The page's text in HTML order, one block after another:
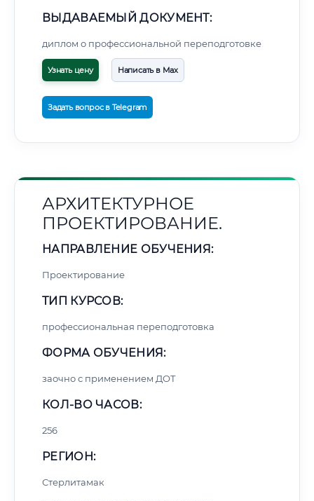
ВЫДАВАЕМЫЙ ДОКУМЕНТ:
диплом о профессиональной переподготовке
Узнать цену Написать в Max
Задать вопрос в Telegram
АРХИТЕКТУРНОЕ
ПРОЕКТИРОВАНИЕ.
НАПРАВЛЕНИЕ ОБУЧЕНИЯ:
Проектирование
ТИП КУРСОВ:
профессиональная переподготовка
ФОРМА ОБУЧЕНИЯ:
заочно с применением ДОТ
КОЛ-ВО ЧАСОВ:
256
РЕГИОН:
Стерлитамак